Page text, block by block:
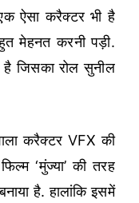
ऐसा करैक्टर भी है
मेहनत करनी पड़ी.
जिसका रोल सुनील
करैक्टर VFX की
‘मुंज्या’ की तरह
है. हालांकि इसमें